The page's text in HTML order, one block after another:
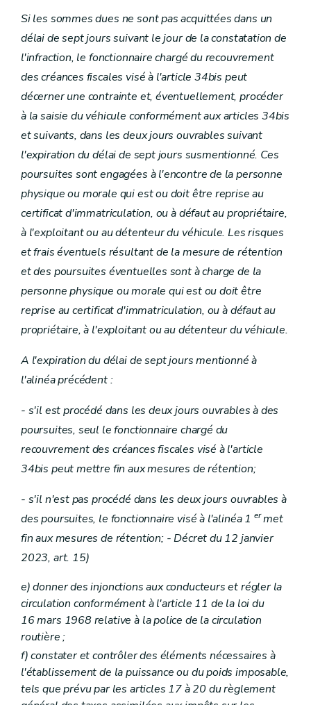
Si les sommes dues ne sont pas acquittées dans un
délai de sept jours suivant le jour de la constatation de
l'infraction, le fonctionnaire chargé du recouvrement
des créances fiscales visé à l'article 34bis peut
décerner une contrainte et, éventuellement, procéder
à la saisie du véhicule conformément aux articles 34bis
et suivants, dans les deux jours ouvrables suivant
l'expiration du délai de sept jours susmentionné. Ces
poursuites sont engagées à l'encontre de la personne
physique ou morale qui est ou doit être reprise au
certificat d'immatriculation, ou à défaut au propriétaire,
à l'exploitant ou au détenteur du véhicule. Les risques
et frais éventuels résultant de la mesure de rétention
et des poursuites éventuelles sont à charge de la
personne physique ou morale qui est ou doit être
reprise au certificat d'immatriculation, ou à défaut au
propriétaire, à l'exploitant ou au détenteur du véhicule.
A l'expiration du délai de sept jours mentionné à
l'alinéa précédent :
- s'il est procédé dans les deux jours ouvrables à des
poursuites, seul le fonctionnaire chargé du
recouvrement des créances fiscales visé à l'article
34bis peut mettre fin aux mesures de rétention;
- s'il n'est pas procédé dans les deux jours ouvrables à
des poursuites, le fonctionnaire visé à l'alinéa 1 ermet
fin aux mesures de rétention; - Décret du 12 janvier
2023, art. 15)
e)donner des injonctions aux conducteurs et régler la
circulation conformément à l'article 11 de la loi du
16 mars 1968 relative à la police de la circulation
routière ;
f)constater et contrôler des éléments nécessaires à
l'établissement de la puissance ou du poids imposable,
tels que prévu par les articles 17 à 20 du règlement